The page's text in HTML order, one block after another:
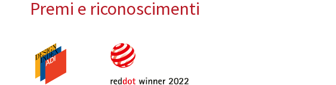
Premi e riconoscimenti